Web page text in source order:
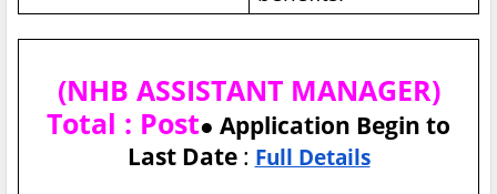
(NHB ASSISTANT MANAGER)
Total : Post● Application Begin to
Last Date: Full Details